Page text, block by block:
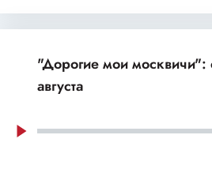
"Дорогие мои москвичи":
августа